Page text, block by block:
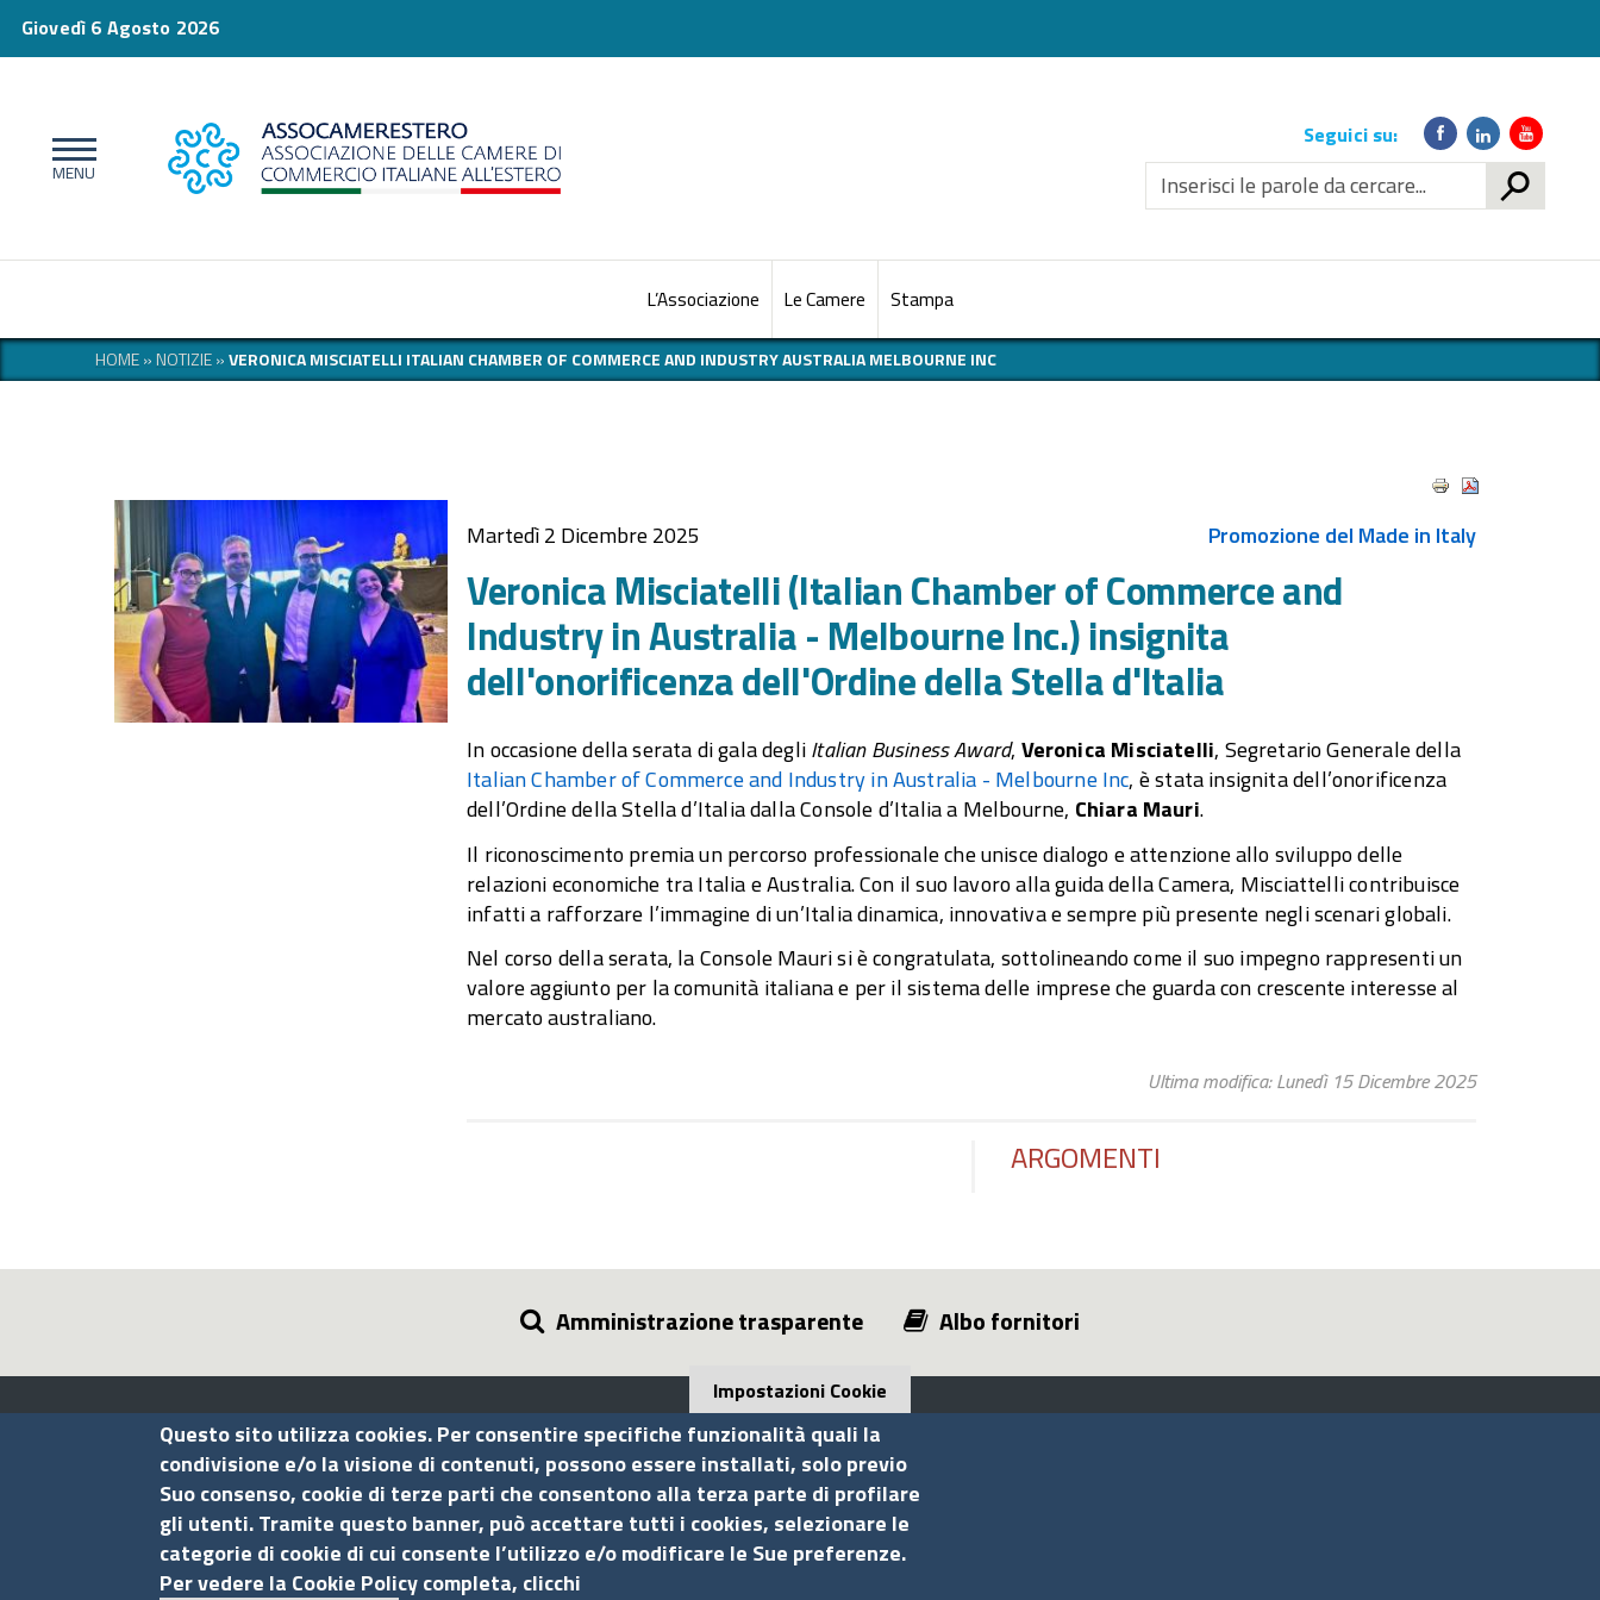
Giovedì 6 Agosto 2026
Link
social
Seguici su:
L’Associazione Le Camere Stampa
HOME»NOTIZIE»VERONICA MISCIATELLI ITALIAN CHAMBER OF COMMERCE AND INDUSTRY AUSTRALIA MELBOURNE INC
Martedì 2 Dicembre 2025 Promozione del Made in Italy
Veronica Misciatelli (Italian Chamber of Commerce and
Industry in Australia - Melbourne Inc.) insignita
dell'onorificenza dell'Ordine della Stella d'Italia
In occasione della serata di gala degliItalian Business Award, Veronica Misciatelli, Segretario Generale della
Italian Chamber of Commerce and Industry in Australia - Melbourne Inc, è stata insignita dell’onorificenza
dell’Ordine della Stella d’Italia dalla Console d’Italia a Melbourne, Chiara Mauri.
Il riconoscimento premia un percorso professionale che unisce dialogo e attenzione allo sviluppo delle
relazioni economiche tra Italia e Australia. Con il suo lavoro alla guida della Camera, Misciattelli contribuisce
infatti a rafforzare l’immagine di un’Italia dinamica, innovativa e sempre più presente negli scenari globali.
Nel corso della serata, la Console Mauri si è congratulata, sottolineando come il suo impegno rappresenti un
valore aggiunto per la comunità italiana e per il sistema delle imprese che guarda con crescente interesse al
mercato australiano.
Ultima modifica: Lunedì 15 Dicembre 2025
ARGOMENTI
Amministrazione trasparente Albo fornitori
Assocamerestero
Contatti
Via G.B. Morgagni, 13 - 00161 Roma
Seguici su
Impostazioni Cookie
Questo sito utilizza cookies. Per consentire specifiche funzionalità quali la
condivisione e/o la visione di contenuti, possono essere installati, solo previo
Suo consenso, cookie di terze parti che consentono alla terza parte di profilare
gli utenti. Tramite questo banner, può accettare tutti i cookies, selezionare le
categorie di cookie di cui consente l’utilizzo e/o modificare le Sue preferenze.
Per vedere la Cookie Policy completa, clicchi